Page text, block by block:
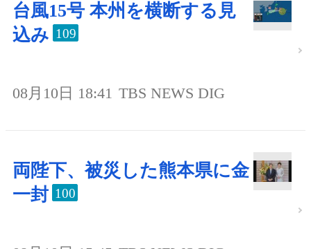
台風15号 本州を横断する見
込み 109
08月10日 18:41 TBS NEWS DIG
両陛下、被災した熊本県に金
一封 100